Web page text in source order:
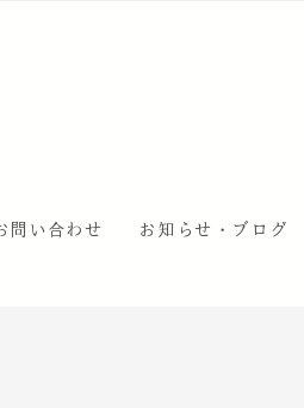
問い合わせ お知らせ・ブログ